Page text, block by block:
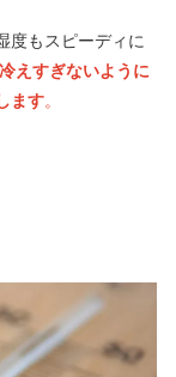
度もスピーディに
冷えすぎないように
ます。